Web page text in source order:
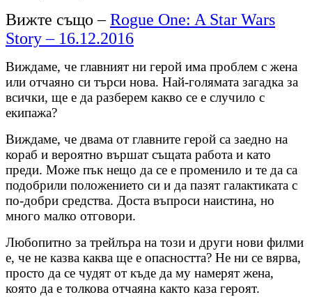
Вижте също –Rogue One: A Star Wars
Story – 16.12.2016
Виждаме, че главният ни герой има проблем с жена
или отчаяно си търси нова. Най-голямата загадка за
всички, ще е да разберем какво се е случило с
екипажа?
Виждаме, че двама от главните герой са заедно на
кораб и вероятно вършат същата работа и като
преди. Може пък нещо да се е променило и те да са
подобрили положението си и да пазят галактиката с
по-добри средства. Доста въпроси наистина, но
много малко отговори.
Любопитно за трейлъра на този и други нови филми
е, че не казва каква ще е опасността? Не ни се вярва,
просто да се чудят от къде да му намерят жена,
която да е толкова отчаяна както каза героят.